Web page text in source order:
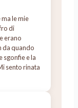
le mie
di
erano
da quando
sgonfie e la
sento rinata